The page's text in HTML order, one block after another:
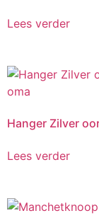
Lees verder
Hanger Zilver
Lees verder